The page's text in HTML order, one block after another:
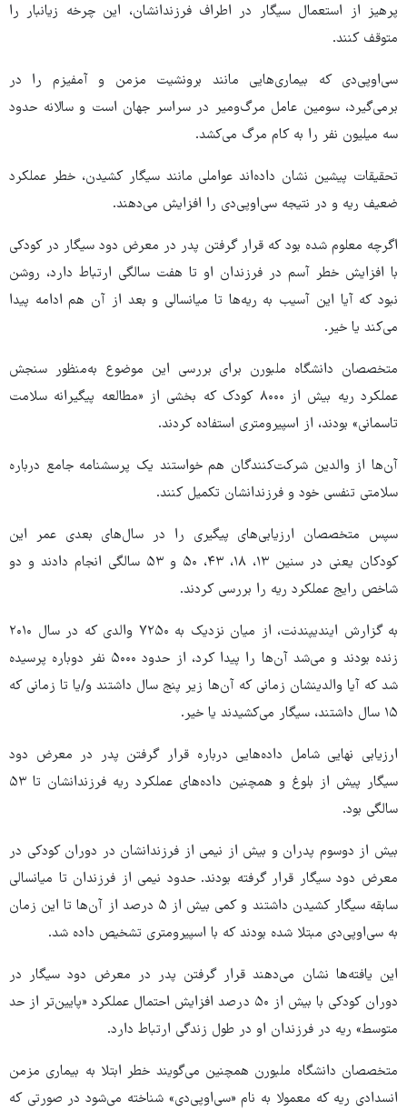
پرهیز از استعمال سیگار در اطراف فرزندانشان، این چرخه زیانبار را
متوقف کنند.
سی‌اوپی‌دی که بیماری‌هایی مانند برونشیت مزمن و آمفیزم را در
برمی‌گیرد، سومین عامل مرگ‌ومیر در سراسر جهان است و سالانه حدود
سه میلیون نفر را به کام مرگ می‌کشد.
تحقیقات پیشین نشان داده‌اند عواملی مانند سیگار کشیدن، خطر عملکرد
ضعیف ریه و در نتیجه سی‌اوپی‌دی را افزایش می‌دهند.
اگرچه معلوم شده بود که قرار گرفتن پدر در معرض دود سیگار در کودکی
با افزایش خطر آسم در فرزندان او تا هفت سالگی ارتباط دارد، روشن
نبود که آیا این آسیب به ریه‌ها تا میانسالی و بعد از آن هم ادامه پیدا
می‌کند یا خیر.
متخصصان دانشگاه ملبورن برای بررسی این موضوع به‌منظور سنجش
عملکرد ریه بیش از ۸۰۰۰ کودک که بخشی از «مطالعه پیگیرانه سلامت
تاسمانی» بودند، از اسپیرومتری استفاده کردند.
آن‌ها از والدین شرکت‌کنندگان هم خواستند یک پرسشنامه جامع درباره
سلامتی تنفسی خود و فرزندانشان تکمیل کنند.
سپس متخصصان ارزیابی‌های پیگیری را در سال‌های بعدی عمر این
کودکان یعنی در سنین ۱۳، ۱۸، ۴۳، ۵۰ و ۵۳ سالگی انجام دادند و دو
شاخص رایج عملکرد ریه را بررسی کردند.
به گزارش ایندیپندنت، از میان نزدیک به ۷۲۵۰ والدی که در سال ۲۰۱۰
زنده بودند و می‌شد آن‌ها را پیدا کرد، از حدود ۵۰۰۰ نفر دوباره پرسیده
شد که آیا والدینشان زمانی که آن‌ها زیر پنج سال داشتند و/یا تا زمانی که
۱۵ سال داشتند، سیگار می‌کشیدند یا خیر.
ارزیابی نهایی شامل داده‌هایی درباره قرار گرفتن پدر در معرض دود
سیگار پیش از بلوغ و همچنین داده‌های عملکرد ریه فرزندانشان تا ۵۳
سالگی بود.
بیش از دوسوم پدران و بیش از نیمی از فرزندانشان در دوران کودکی در
معرض دود سیگار قرار گرفته بودند. حدود نیمی از فرزندان تا میانسالی
سابقه سیگار کشیدن داشتند و کمی بیش از ۵ درصد از آن‌ها تا این زمان
به سی‌اوپی‌دی مبتلا شده بودند که با اسپیرومتری تشخیص داده شد.
این یافته‌ها نشان می‌دهند قرار گرفتن پدر در معرض دود سیگار در
دوران کودکی با بیش از ۵۰ درصد افزایش احتمال عملکرد «پایین‌تر از حد
متوسط» ریه در فرزندان او در طول زندگی ارتباط دارد.
متخصصان دانشگاه ملبورن همچنین می‌گویند خطر ابتلا به بیماری مزمن
انسدادی ریه که معمولا به نام «سی‌اوپی‌دی» شناخته می‌شود در صورتی که